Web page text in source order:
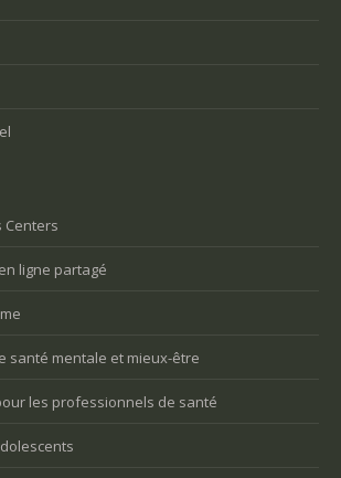
Centers
ligne partagé
santé mentale et mieux-être
les professionnels de santé